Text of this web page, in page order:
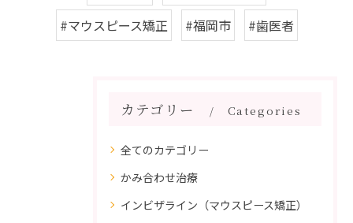
#マウスピース矯正
#福岡市 #歯医者
カテゴリー Categories
全てのカテゴリー
かみ合わせ治療
インビザライン（マウスピース矯正）